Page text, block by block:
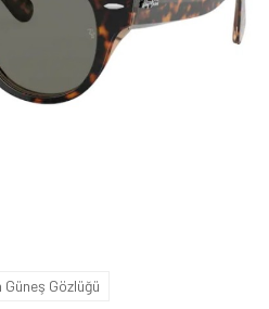
Güneş Gözlüğü